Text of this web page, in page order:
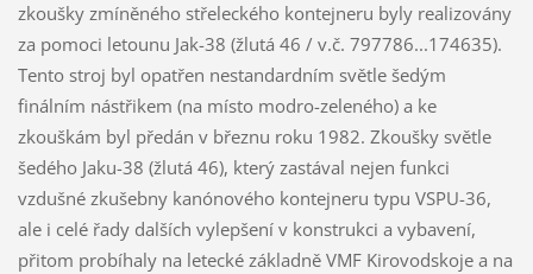
zkoušky zmíněného střeleckého kontejneru byly realizovány
za pomoci letounu Jak-38 (žlutá 46 / v.č. 797786...174635).
Tento stroj byl opatřen nestandardním světle šedým
finálním nástřikem (na místo modro-zeleného) a ke
zkouškám byl předán v březnu roku 1982. Zkoušky světle
šedého Jaku-38 (žlutá 46), který zastával nejen funkci
vzdušné zkušebny kanónového kontejneru typu VSPU-36,
ale i celé řady dalších vylepšení v konstrukci a vybavení,
přitom probíhaly na letecké základně VMF Kirovodskoje a na